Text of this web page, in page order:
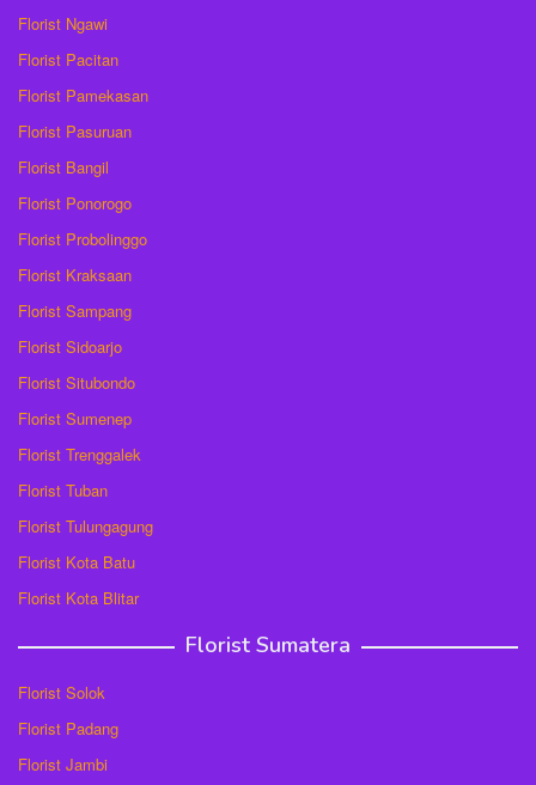
Florist Ngawi
Florist Pacitan
Florist Pamekasan
Florist Pasuruan
Florist Bangil
Florist Ponorogo
Florist Probolinggo
Florist Kraksaan
Florist Sampang
Florist Sidoarjo
Florist Situbondo
Florist Sumenep
Florist Trenggalek
Florist Tuban
Florist Tulungagung
Florist Kota Batu
Florist Kota Blitar
Florist Sumatera
Florist Solok
Florist Padang
Florist Jambi